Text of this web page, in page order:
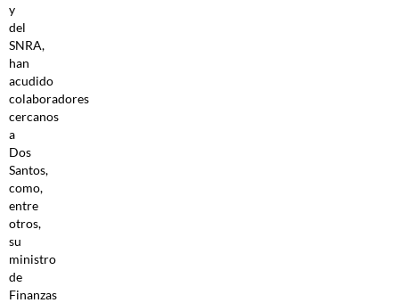
y
del
SNRA,
han
acudido
colaboradores
cercanos
a
Dos
Santos,
como,
entre
otros,
su
ministro
de
Finanzas